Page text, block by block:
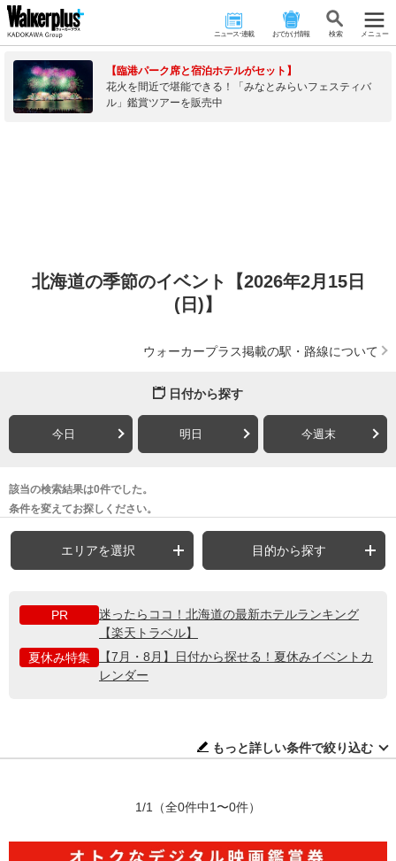
ニュース･連載 おでかけ情報 検 索 メニュー
【臨港パーク席と宿泊ホテルがセット】
花火を間近で堪能できる！「みなとみらいフェスティバ
ル」鑑賞ツアーを販売中
北海道の季節のイベント【2026年2月15日
(日)】
ウォーカープラス掲載の駅・路線について
日付から探す
今日 明日 今週末
該当の検索結果は0件でした。
条件を変えてお探しください。
エリアを選択 目的から探す
PR
迷ったらココ！北海道の最新ホテルランキング
【楽天トラベル】
夏休み特集
【7月・8月】日付から探せる！夏休みイベントカ
レンダー
もっと詳しい条件で絞り込む
1/1 （全0件中1〜0件）